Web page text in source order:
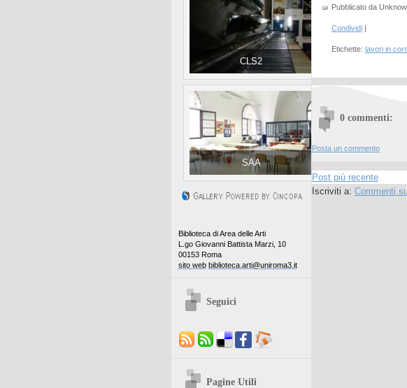
CLS2
SAA
Biblioteca di Area delle Arti
L.go Giovanni Battista Marzi, 10
00153 Roma
sito web biblioteca.arti@uniroma3.it
Seguici
Pagine Utili
Pubblicato da
Condividi |
Etichette: lavori in
0 commenti:
Posta un commento
Post più recente
Iscriviti a: Commenti